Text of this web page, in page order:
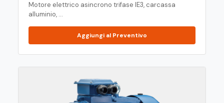
Motore elettrico asincrono trifase IE3, carcassa
alluminio, ...
Aggiungi al Preventivo